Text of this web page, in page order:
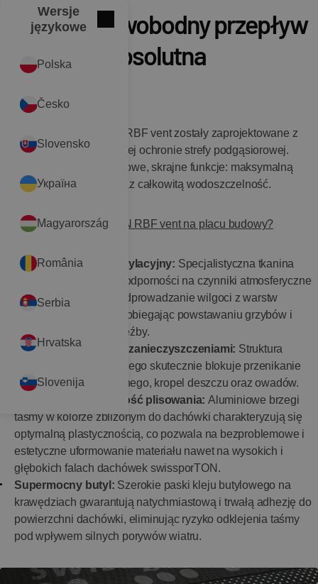
RBF Vent – swobodny przepływ
powietrza, absolutna
Taśmy kalenicowe z serii RBF vent zostały zaprojektowane z
myślą o bezkompromisowej ochronie strefy podgąsiorowej.
Łączą w sobie dwie kluczowe, skrajne funkcje: maksymalną
paroprzepuszczalność oraz całkowitą wodoszczelność.
Co wyróżnia swissporTON RBF vent na placu budowy?
Optymalny profil wentylacyjny: Specjalistyczna tkanina
techniczna o wysokiej odporności na czynniki atmosferyczne
zapewnia doskonałe odprowadzanie wilgoci z warstw
termoizolacyjnych, zapobiegając powstawaniu grzybów i
pleśni w konstrukcji więźby.
Ochrona przed mikro-zanieczyszczeniami: Struktura
kompozytu wentylacyjnego skutecznie blokuje przenikanie
pod gąsiory pyłu śnieżnego, kropel deszczu oraz owadów.
Wyjątkowa elastyczność plisowania: Aluminiowe brzegi
taśmy w kolorze zbliżonym do dachówki charakteryzują się
optymalną plastycznością, co pozwala na bezproblemowe i
estetyczne uformowanie materiału nawet na wysokich i
głębokich falach dachówek swissporTON.
Supermocny butyl: Szerokie paski kleju butylowego na
krawędziach gwarantują natychmiastową i trwałą adhezję do
powierzchni dachówki, eliminując ryzyko odklejenia taśmy
pod wpływem silnych porywów wiatru.
Wersje
językowe
Zamknij
English
Polska
Česko
Slovensko
Україна
Magyarország
România
Serbia
Hrvatska
Slovenija